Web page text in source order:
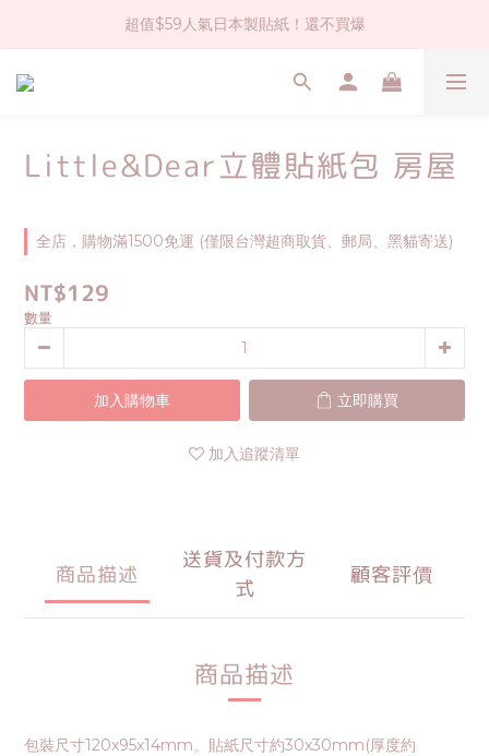
社群大人氣！各種有趣的打洞器
超值$59人氣日本製貼紙！還不買爆
全店$1500免運(台灣地區)
Little&Dear立體貼紙包 房屋
全店，購物滿1500免運 (僅限台灣超商取貨、郵局、黑貓寄送)
NT$129
數量
加入購物車 立即購買
加入追蹤清單
商品描述
送貨及付款方
式
顧客評價
商品描述
包裝尺寸120x95x14mm。貼紙尺寸約30x30mm(厚度約